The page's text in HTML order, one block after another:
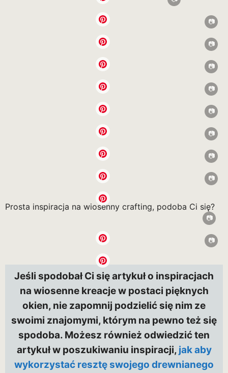
Prosta inspiracja na wiosenny crafting, podoba Ci się?
Jeśli spodobał Ci się artykuł o inspiracjach
na wiosenne kreacje w postaci pięknych
okien, nie zapomnij podzielić się nim ze
swoimi znajomymi, którym na pewno też się
spodoba. Możesz również odwiedzić ten
artykuł w poszukiwaniu inspiracji, jakaby
wykorzystać resztę swojego drewnianego